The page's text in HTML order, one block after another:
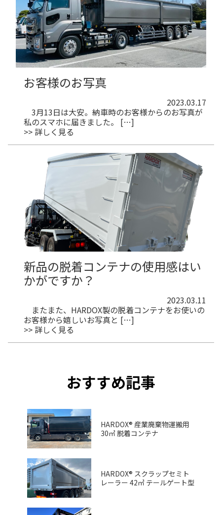
お客様のお写真
2023.03.17
3月13日は大安。納車時のお客様からのお写真が
私のスマホに届きました。 […]
>> 詳しく見る
新品の脱着コンテナの使用感はい
かがですか？
2023.03.11
またまた、HARDOX製の脱着コンテナをお使いの
お客様から嬉しいお写真と […]
>> 詳しく見る
おすすめ記事
HARDOX® 産業廃棄物運搬用
30㎥ 脱着コンテナ
HARDOX® スクラップセミト
レーラー 42㎥ テールゲート型